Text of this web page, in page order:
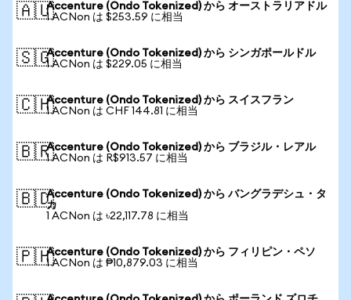
🇦🇺Accenture (Ondo Tokenized) から オーストラリアドル
1 ACNon は $253.59 に相当
🇸🇬Accenture (Ondo Tokenized) から シンガポールドル
1 ACNon は $229.05 に相当
🇨🇭Accenture (Ondo Tokenized) から スイスフラン
1 ACNon は CHF 144.81 に相当
🇧🇷Accenture (Ondo Tokenized) から ブラジル・レアル
1 ACNon は R$913.57 に相当
🇧🇩Accenture (Ondo Tokenized) から バングラデシュ・タ
カ
1 ACNon は ৳22,117.78 に相当
🇵🇭Accenture (Ondo Tokenized) から フィリピン・ペソ
1 ACNon は ₱10,879.03 に相当